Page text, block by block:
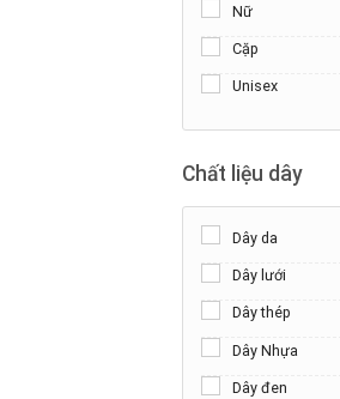
Nữ
Cặp
Unisex
Chất liệu dây
Dây da
Dây lưới
Dây thép
Dây Nhựa
Dây đen